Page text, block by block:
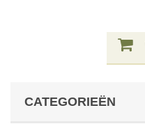
CATEGORIEËN